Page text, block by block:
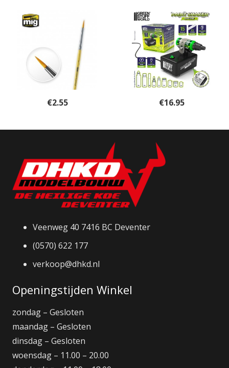
€2.55 €16.95
Veenweg 40 7416 BC Deventer
(0570) 622 177
verkoop@dhkd.nl
Openingstijden Winkel
zondag – Gesloten
maandag – Gesloten
dinsdag – Gesloten
woensdag – 11.00 – 20.00